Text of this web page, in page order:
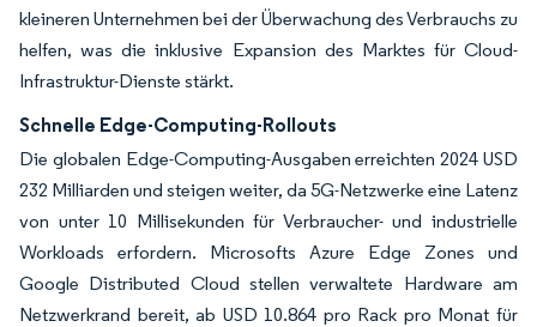
kleineren Unternehmen bei der Überwachung des Verbrauchs zu
helfen, was die inklusive Expansion des Marktes für Cloud-
Infrastruktur-Dienste stärkt.
Schnelle Edge-Computing-Rollouts
Die globalen Edge-Computing-Ausgaben erreichten 2024 USD
232 Milliarden und steigen weiter, da 5G-Netzwerke eine Latenz
von unter 10 Millisekunden für Verbraucher- und industrielle
Workloads erfordern. Microsofts Azure Edge Zones und
Google Distributed Cloud stellen verwaltete Hardware am
Netzwerkrand bereit, ab USD 10.864 pro Rack pro Monat für